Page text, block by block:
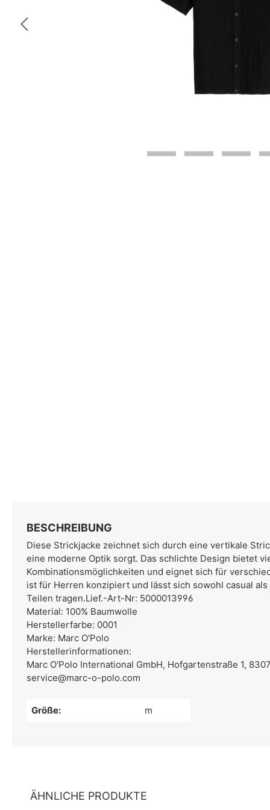
BESCHREIBUNG
Diese Strickjacke zeichnet sich durch eine vertikale
eine moderne Optik sorgt. Das schlichte Design bietet
Kombinationsmöglichkeiten und eignet sich für
ist für Herren konzipiert und lässt sich sowohl casual
Teilen tragen.Lief.-Art-Nr: 5000013996
Material: 100% Baumwolle
Herstellerfarbe: 0001
Marke: Marc O'Polo
Herstellerinformationen:
Marc O'Polo International GmbH, Hofgartenstraße 1,
service@marc-o-polo.com
Größe: m
ÄHNLICHE PRODUKTE